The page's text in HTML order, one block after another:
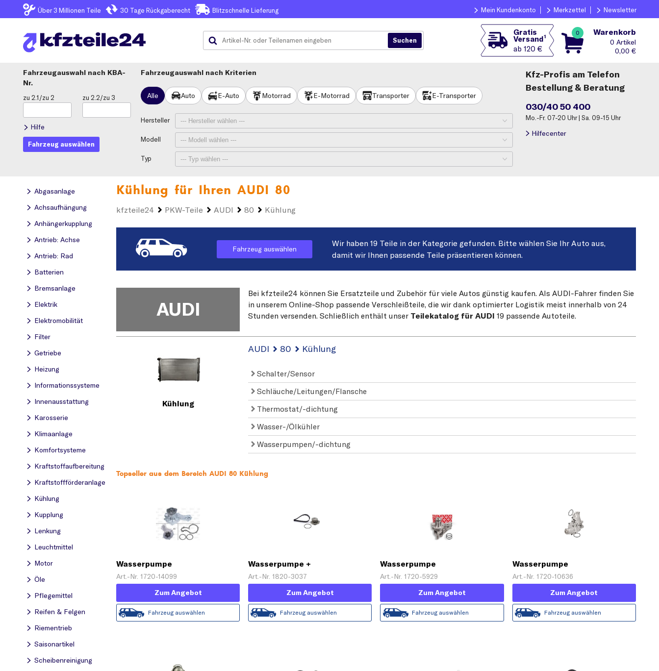
Über 3 Millionen Teile 30 Tage Rückgaberecht Blitzschnelle Lieferung Mein Kundenkonto Merkzettel Newsletter
Gratis
Versand1
ab 120 €
0 Warenkorb
0
0,00 €
Fahrzeugauswahl
KBA-
Nr.
zu 2.1/zu 2 zu 2.2/zu 3
Hilfe
Fahrzeug auswählen
Fahrzeugauswahl nach Kriterien
Alle Auto E-Auto Motorrad E-Motorrad Transporter E-Transporter
Hersteller
Modell
Typ
Kfz-Profis am Telefon
Bestellung & Beratung
030/40 50 400
Mo.-Fr. 07-20 Uhr | Sa. 09-15 Uhr
Hilfecenter
Abgasanlage
Achsaufhängung
Anhängerkupplung
Antrieb: Achse
Antrieb: Rad
Batterien
Bremsanlage
Elektrik
Elektromobilität
Filter
Getriebe
Heizung
Informationssysteme
Innenausstattung
Karosserie
Klimaanlage
Komfortsysteme
Kraftstoff­aufbereitung
Kraftstoff­förderanlage
Kühlung
Kupplung
Lenkung
Leuchtmittel
Motor
Öle
Pflegemittel
Reifen & Felgen
Riementrieb
Saisonartikel
Scheibenreinigung
Kühlung für Ihren AUDI 80
kfzteile24 PKW-Teile AUDI 80 Kühlung
Fahrzeug auswählen
Wir haben 19 Teile in der Kategorie gefunden. Bitte wählen Sie Ihr Auto aus,
damit wir Ihnen passende Teile präsentieren können.
AUDI
Bei kfzteile24 können Sie Ersatzteile und Zubehör für viele Autos günstig kaufen. Als AUDI-Fahrer finden Sie
in unserem Online-Shop passende Verschleißteile, die wir dank optimierter Logistik meist innerhalb von 24
Stunden versenden. Schließlich enthält unser Teilekatalog für AUDI 19 passende Autoteile.
Kühlung
AUDI 80 Kühlung
Schalter/Sensor
Schläuche/Leitungen/Flansche
Thermostat/-dichtung
Wasser-/Ölkühler
Wasserpumpen/-dichtung
Topseller aus dem Bereich AUDI 80 Kühlung
Wasserpumpe
Art.-Nr. 1720-14099
Zum Angebot
Fahrzeug auswählen
Wasserpumpe +
Zahnriemensatz 'PowerGrip®'
Art.-Nr. 1820-3037
Zum Angebot
Fahrzeug auswählen
Wasserpumpe
Art.-Nr. 1720-5929
Zum Angebot
Fahrzeug auswählen
Wasserpumpe
Art.-Nr. 1720-10636
Zum Angebot
Fahrzeug auswählen